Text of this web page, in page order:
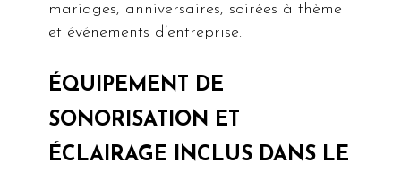
mariages, anniversaires, soirées à thème
et événements d’entreprise.
ÉQUIPEMENT DE
SONORISATION ET
ÉCLAIRAGE INCLUS DANS LE